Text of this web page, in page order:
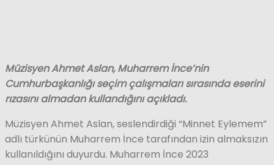
Müzisyen Ahmet Aslan, Muharrem İnce’nin
Cumhurbaşkanlığı seçim çalışmaları sırasında eserini
rızasını almadan kullandığını açıkladı.
Müzisyen Ahmet Aslan, seslendirdiği “Minnet Eylemem”
adlı türkünün Muharrem İnce tarafından izin almaksızın
kullanıldığını duyurdu. Muharrem İnce 2023